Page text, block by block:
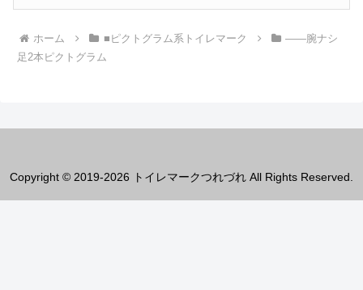
ホーム ■ピクトグラム系トイレマーク
――腕ナシ
足2本ピクトグラム
Copyright © 2019-2026 トイレマークつれづれ All Rights Reserved.